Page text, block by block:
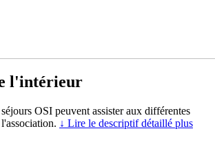
l'intérieur
OSI peuvent assister aux différentes
↓ Lire le descriptif détaillé plus